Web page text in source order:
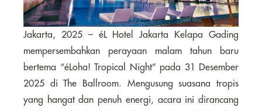
Jakarta, 2025 – éL Hotel Jakarta Kelapa Gading
mempersembahkan perayaan malam tahun baru
bertema “éLoha! Tropical Night” pada 31 Desember
2025 di The Ballroom. Mengusung suasana tropis
yang hangat dan penuh energi, acara ini dirancang